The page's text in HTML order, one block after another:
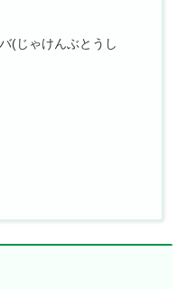
(じゃけんぶとうし